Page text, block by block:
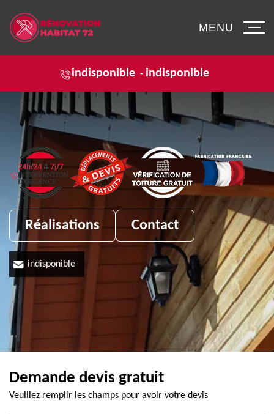
indisponible - indisponible
MENU
Réalisations Contact
indisponible
Demande devis gratuit
Veuillez remplir les champs pour avoir votre devis